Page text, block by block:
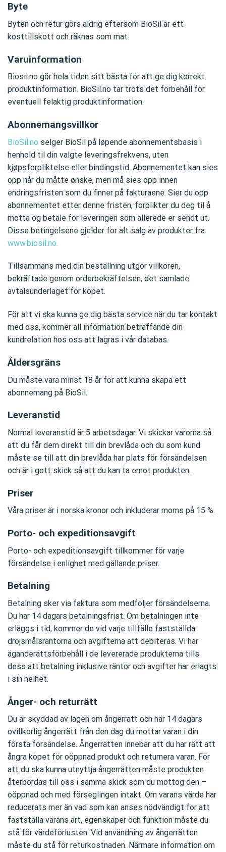
Byte
Byten och retur görs aldrig eftersom BioSil är ett
kosttillskott och räknas som mat.
Varuinformation
Biosil.no gör hela tiden sitt bästa för att ge dig korrekt
produktinformation. BioSil.no tar trots det förbehåll för
eventuell felaktig produktinformation.
Abonnemangsvillkor
BioSil.no selger BioSil på løpende abonnementsbasis i
henhold til din valgte leveringsfrekvens, uten
kjøpsforpliktelse eller bindingstid. Abonnementet kan sies
opp når du måtte ønske, men må sies opp innen
endringsfristen som du finner på fakturaene. Sier du opp
abonnementet etter denne fristen, forplikter du deg til å
motta og betale for leveringen som allerede er sendt ut.
Disse betingelsene gjelder for alt salg av produkter fra
www.biosil.no.
Tillsammans med din beställning utgör villkoren,
bekräftade genom orderbekräftelsen, det samlade
avtalsunderlaget för köpet.
För att vi ska kunna ge dig bästa service när du tar kontakt
med oss, kommer all information beträffande din
kundrelation hos oss att lagras i vår databas.
Åldersgräns
Du måste vara minst 18 år för att kunna skapa ett
abonnemang på BioSil.
Leveranstid
Normal leveranstid är 5 arbetsdagar. Vi skickar varorna så
att du får dem direkt till din brevlåda och du som kund
måste se till att din brevlåda har plats för försändelsen
och är i gott skick så att du kan ta emot produkten.
Priser
Våra priser är i norska kronor och inkluderar moms på 15 %.
Porto- och expeditionsavgift
Porto- och expeditionsavgift tillkommer för varje
försändelse i enlighet med gällande priser.
Betalning
Betalning sker via faktura som medföljer försändelserna.
Du har 14 dagars betalningsfrist. Om betalningen inte
erläggs i tid, kommer de vid varje tillfälle fastställda
dröjsmålsräntorna och avgifterna att debiteras. Vi har
äganderättsförbehåll i de levererade produkterna tills
dess att betalning inklusive räntor och avgifter har erlagts
i sin helhet.
Ånger- och returrätt
Du är skyddad av lagen om ångerrätt och har 14 dagars
ovillkorlig ångerrätt från den dag du mottar varan i din
första försändelse. Ångerrätten innebär att du har rätt att
ångra köpet för oöppnad produkt och returnera varan. För
att du ska kunna utnyttja ångerrätten måste produkten
återbördas till oss i samma skick som du mottog den –
oöppnad och med förseglingen intakt. Om varans värde har
reducerats mer än vad som kan anses nödvändigt för att
fastställa varans art, egenskaper och funktion måste du
stå för värdeförlusten. Vid användning av ångerrätten
måste du stå för returkostnaden. Närmare information om